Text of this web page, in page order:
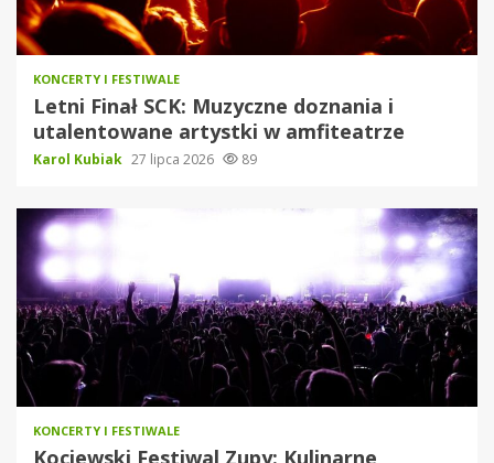
KONCERTY I FESTIWALE
Letni Finał SCK: Muzyczne doznania i
utalentowane artystki w amfiteatrze
Karol Kubiak 27 lipca 2026 89
KONCERTY I FESTIWALE
Kociewski Festiwal Zupy: Kulinarne